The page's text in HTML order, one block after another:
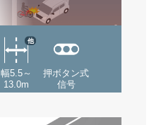
幅5.5～
13.0m
他
押ボタン式
信号